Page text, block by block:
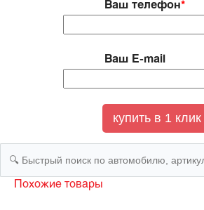
Ваш телефон*
Ваш E-mail
Похожие товары